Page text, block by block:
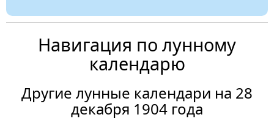
Навигация по лунному
календарю
Другие лунные календари на 28
декабря 1904 года